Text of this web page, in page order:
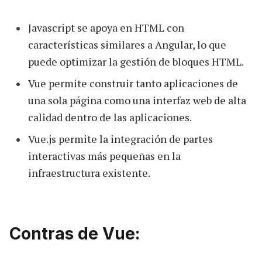
Javascript se apoya en HTML con
características similares a Angular, lo que
puede optimizar la gestión de bloques HTML.
Vue permite construir tanto aplicaciones de
una sola página como una interfaz web de alta
calidad dentro de las aplicaciones.
Vue.js permite la integración de partes
interactivas más pequeñas en la
infraestructura existente.
Contras de Vue: